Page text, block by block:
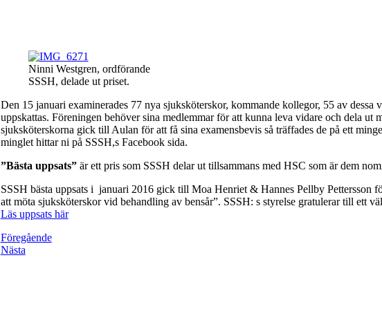
Ninni Westgren, ordförande
SSSH, delade ut priset.
Den 15 januari examinerades 77 nya sjuksköterskor, kommande kollegor, 55 av dessa
uppskattas. Föreningen behöver sina medlemmar för att kunna leva vidare och dela ut
sjuksköterskorna gick till Aulan för att få sina examensbevis så träffades de på ett
minglet hittar ni på SSSH,s Facebook sida.
”Bästa uppsats”är ett pris som SSSH delar ut tillsammans med HSC som är dem
SSSH bästa uppsats i januari 2016 gick till Moa Henriet & Hannes Pellby Pettersson
att möta sjuksköterskor vid behandling av bensår”. SSSH: s styrelse gratulerar till ett
Läs uppsats här
Föregående
Nästa